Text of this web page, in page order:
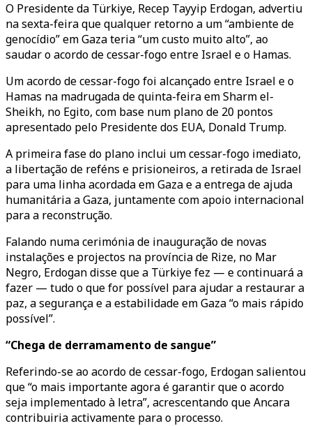
O Presidente da Türkiye, Recep Tayyip Erdogan, advertiu
na sexta-feira que qualquer retorno a um “ambiente de
genocídio” em Gaza teria “um custo muito alto”, ao
saudar o acordo de cessar-fogo entre Israel e o Hamas.
Um acordo de cessar-fogo foi alcançado entre Israel e o
Hamas na madrugada de quinta-feira em Sharm el-
Sheikh, no Egito, com base num plano de 20 pontos
apresentado pelo Presidente dos EUA, Donald Trump.
A primeira fase do plano inclui um cessar-fogo imediato,
a libertação de reféns e prisioneiros, a retirada de Israel
para uma linha acordada em Gaza e a entrega de ajuda
humanitária a Gaza, juntamente com apoio internacional
para a reconstrução.
Falando numa cerimónia de inauguração de novas
instalações e projectos na província de Rize, no Mar
Negro, Erdogan disse que a Türkiye fez — e continuará a
fazer — tudo o que for possível para ajudar a restaurar a
paz, a segurança e a estabilidade em Gaza “o mais rápido
possível”.
“Chega de derramamento de sangue”
Referindo-se ao acordo de cessar-fogo, Erdogan salientou
que “o mais importante agora é garantir que o acordo
seja implementado à letra”, acrescentando que Ancara
contribuiria activamente para o processo.